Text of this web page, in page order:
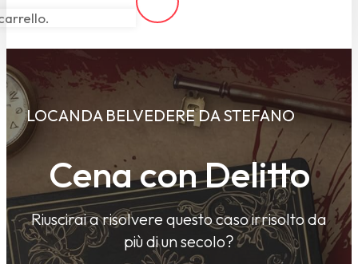
LOCANDA BELVEDERE DA STEFANO
Cena con Delitto
Riuscirai a risolvere questo caso irrisolto da
più di un secolo?